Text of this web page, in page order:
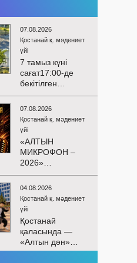
07.08.2026
Қостанай қ. мәдениет
үйі
7 тамыз күні
сағат17:00-де
бекітілген
жоспарға және
KPI
көрсеткіштерін
орындау аясында
«Таза Қазақстан»
экологиялық
акциясына
арналған көшпелі
концерт
Меңдіқара
ауданының
Красная Пресня
ауылында
өткізілді
07.08.2026
Қостанай қ. мәдениет
үйі
«АЛТЫН
МИКРОФОН –
2026»
БАЙҚАУЫНЫҢ
САЛТАНАТТЫ
АШЫЛУЫ
Сіздерді
вокалистердің
«Алтын
микрофон –
2026» XXII
04.08.2026
Қостанай қ. мәдениет
үйі
Қостанай
қаласында —
«Алтын дән»
балалар